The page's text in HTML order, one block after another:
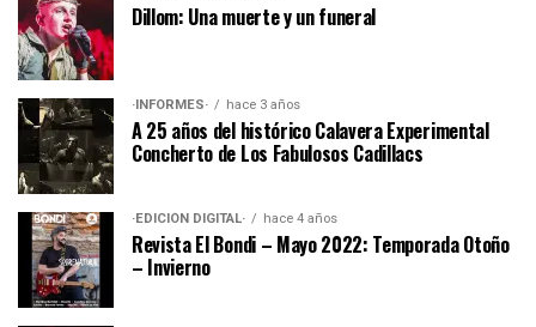
Dillom: Una muerte y un funeral
·INFORMES· hace 3 años
A 25 años del histórico Calavera Experimental
Concherto de Los Fabulosos Cadillacs
·EDICIÓN DIGITAL· hace 4 años
Revista El Bondi – Mayo 2022: Temporada Otoño
– Invierno